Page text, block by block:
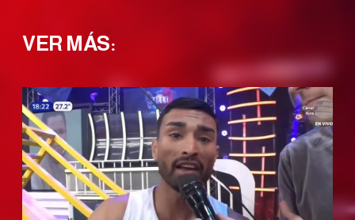
VER MÁS: